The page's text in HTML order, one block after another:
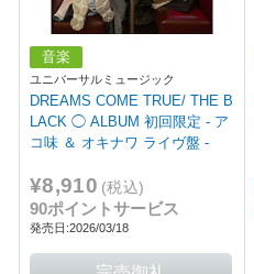
音楽
ユニバーサルミュージック
DREAMS COME TRUE/ THE B
LACK ◯ ALBUM 初回限定 - ア
コ味 ＆ オキナワ ライヴ盤 -
¥8,910 (税込)
90ポイントサービス
発売日:2026/03/18